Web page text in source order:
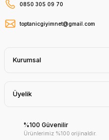
0850 305 09 70
toptanicgiyimnet@gmail.com
Kurumsal
Üyelik
%100 Güvenilir
Ürünlerimiz %100 orijinaldir.